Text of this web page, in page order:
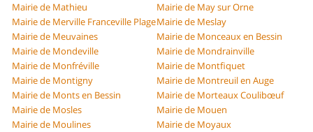
Mairie de Mathieu
Mairie de May sur Orne
Mairie de Merville Franceville PlageMairie de Meslay
Mairie de Meuvaines
Mairie de Monceaux en Bessin
Mairie de Mondeville
Mairie de Mondrainville
Mairie de Monfréville
Mairie de Montfiquet
Mairie de Montigny
Mairie de Montreuil en Auge
Mairie de Monts en Bessin
Mairie de Morteaux Coulibœuf
Mairie de Mosles
Mairie de Mouen
Mairie de Moulines
Mairie de Moyaux